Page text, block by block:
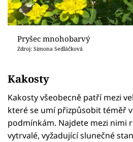
Pryšec mnohobarvý
Zdroj: Simona Sedláčková
Kakosty
Kakosty všeobecně patří mezi
které se umí přizpůsobit téměř
podmínkám. Najdete mezi nimi
vytrvalé, vyžadující slunečné